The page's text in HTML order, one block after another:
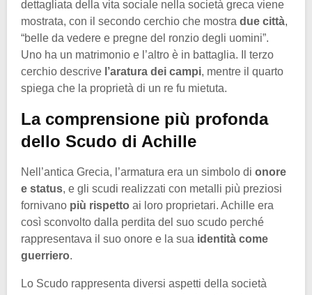
dettagliata della vita sociale nella società greca viene
mostrata, con il secondo cerchio che mostra due città,
“belle da vedere e pregne del ronzio degli uomini”.
Uno ha un matrimonio e l’altro è in battaglia. Il terzo
cerchio descrive l’aratura dei campi, mentre il quarto
spiega che la proprietà di un re fu mietuta.
La comprensione più profonda
dello Scudo di Achille
Nell’antica Grecia, l’armatura era un simbolo di onore
e status, e gli scudi realizzati con metalli più preziosi
fornivano più rispetto ai loro proprietari. Achille era
così sconvolto dalla perdita del suo scudo perché
rappresentava il suo onore e la sua identità come
guerriero.
Lo Scudo rappresenta diversi aspetti della società